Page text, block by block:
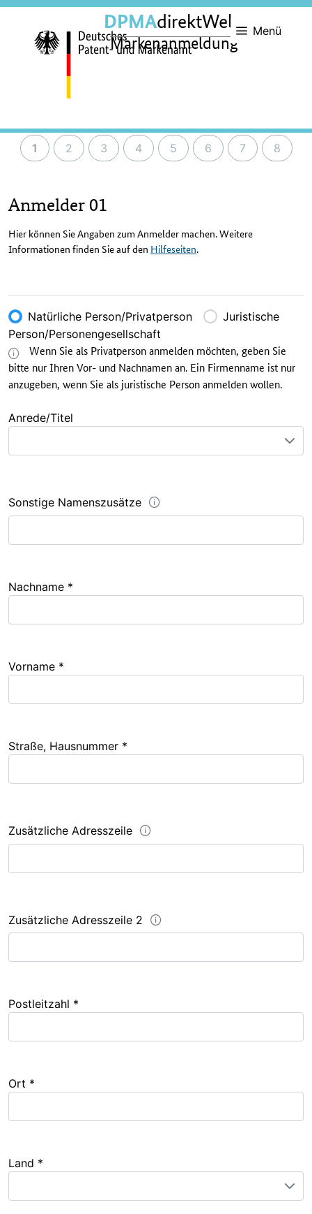
Menü
DPMAdirektWeb
Markenanmeldung
1 2 3 4 5 6 7 8
Anmelder 01
Hier können Sie Angaben zum Anmelder machen. Weitere
Informationen finden Sie auf den Hilfeseiten.
Natürliche Person/Privatperson
Juristische
Person/Personengesellschaft
Wenn Sie als Privatperson anmelden möchten, geben Sie
bitte nur Ihren Vor- und Nachnamen an. Ein Firmenname ist nur
anzugeben, wenn Sie als juristische Person anmelden wollen.
Anrede/Titel
Sonstige Namenszusätze
Nachname *
Vorname *
Straße, Hausnummer *
Zusätzliche Adresszeile
Zusätzliche Adresszeile 2
Postleitzahl *
Ort *
Land *